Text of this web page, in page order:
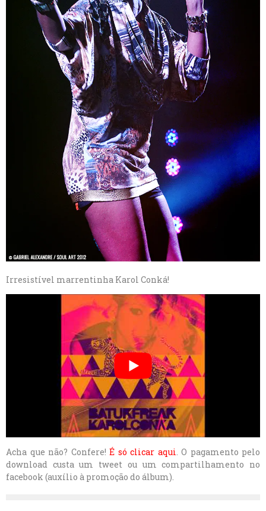
Irresistível marrentinha Karol Conká!
Acha que não? Confere! É só clicar aqui. O pagamento pelo
download custa um tweet ou um compartilhamento no
facebook (auxílio à promoção do álbum).